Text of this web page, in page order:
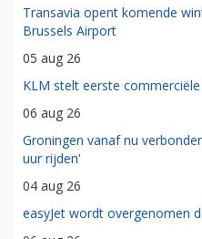
Transavia opent komende
Brussels Airport
05 aug 26
KLM stelt eerste
06 aug 26
Groningen vanaf nu
uur rijden'
04 aug 26
easyJet wordt overgenomen